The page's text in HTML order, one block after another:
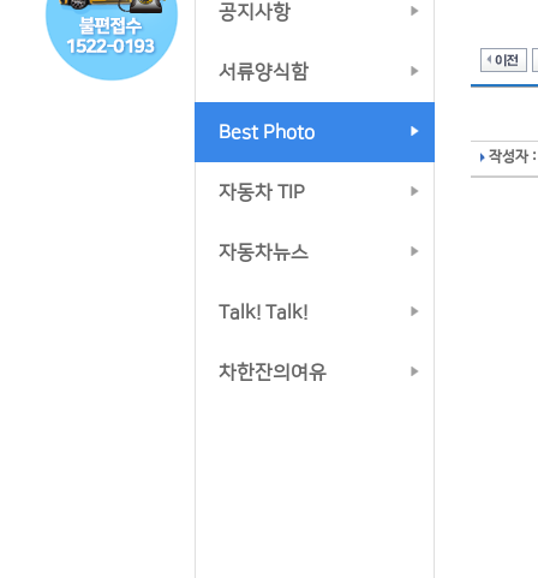
공지사항
서류양식함
Best Photo
자동차 TIP
자동차뉴스
Talk! Talk!
차한잔의여유
작성자 :